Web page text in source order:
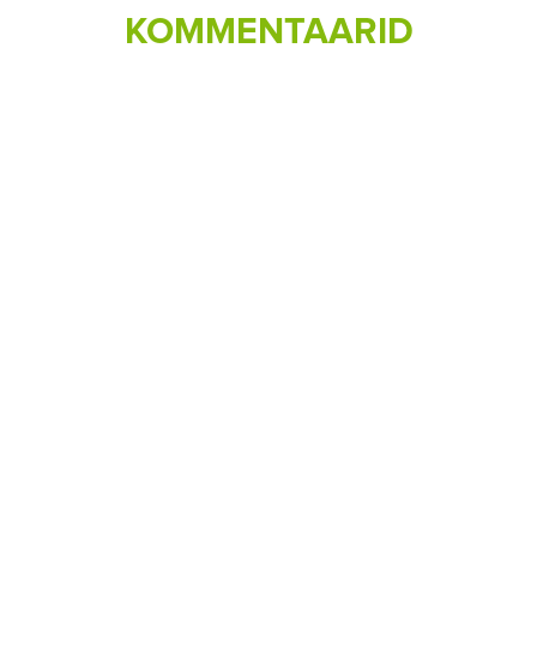
KOMMENTAARID